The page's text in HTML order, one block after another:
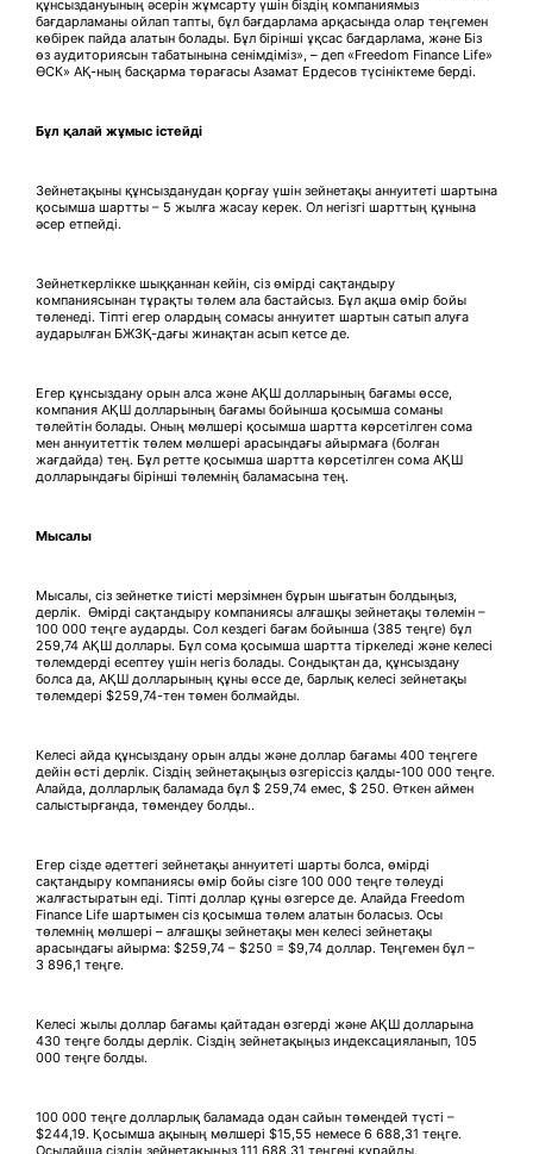
құнсыздануының әсерін жұмсарту үшін біздің компаниямыз
бағдарламаны ойлап тапты, бұл бағдарлама арқасында олар теңгемен
көбірек пайда алатын болады. Бұл бірінші ұқсас бағдарлама, және Біз
өз аудиториясын табатынына сенімдіміз», – деп «Freedom Finance Life»
ӨСК» АҚ-ның басқарма төрағасы Азамат Ердесов түсініктеме берді.
Бұл қалай жұмыс істейді
Зейнетақыны құнсызданудан қорғау үшін зейнетақы аннуитеті шартына
қосымша шартты – 5 жылға жасау керек. Ол негізгі шарттың құнына
әсер етпейді.
Зейнеткерлікке шыққаннан кейін, сіз өмірді сақтандыру
компаниясынан тұрақты төлем ала бастайсыз. Бұл ақша өмір бойы
төленеді. Тіпті егер олардың сомасы аннуитет шартын сатып алуға
аударылған БЖЗҚ-дағы жинақтан асып кетсе де.
Егер құнсыздану орын алса және АҚШ долларының бағамы өссе,
компания АҚШ долларының бағамы бойынша қосымша соманы
төлейтін болады. Оның мөлшері қосымша шартта көрсетілген сома
мен аннуитеттік төлем мөлшері арасындағы айырмаға (болған
жағдайда) тең. Бұл ретте қосымша шартта көрсетілген сома АҚШ
долларындағы бірінші төлемнің баламасына тең.
Мысалы
Мысалы, сіз зейнетке тиісті мерзімнен бұрын шығатын болдыңыз,
дерлік. Өмірді сақтандыру компаниясы алғашқы зейнетақы төлемін –
100 000 теңге аударды. Сол кездегі бағам бойынша (385 теңге) бұл
259,74 АҚШ доллары. Бұл сома қосымша шартта тіркеледі және келесі
төлемдерді есептеу үшін негіз болады. Сондықтан да, құнсыздану
болса да, АҚШ долларының құны өссе де, барлық келесі зейнетақы
төлемдері $259,74-тен төмен болмайды.
Келесі айда құнсыздану орын алды және доллар бағамы 400 теңгеге
дейін өсті дерлік. Сіздің зейнетақыңыз өзгеріссіз қалды-100 000 теңге.
Алайда, долларлық баламада бұл $ 259,74 емес, $ 250. Өткен аймен
салыстырғанда, төмендеу болды..
Егер сізде әдеттегі зейнетақы аннуитеті шарты болса, өмірді
сақтандыру компаниясы өмір бойы сізге 100 000 теңге төлеуді
жалғастыратын еді. Тіпті доллар құны өзгерсе де. Алайда Freedom
Finance Life шартымен сіз қосымша төлем алатын боласыз. Осы
төлемнің мөлшері – алғашқы зейнетақы мен келесі зейнетақы
арасындағы айырма: $259,74 – $250 = $9,74 доллар. Теңгемен бұл –
3 896,1 теңге.
Келесі жылы доллар бағамы қайтадан өзгерді және АҚШ долларына
430 теңге болды дерлік. Сіздің зейнетақыңыз индексацияланып, 105
000 теңге болды.
100 000 теңге долларлық баламада одан сайын төмендей түсті –
$244,19. Қосымша ақының мөлшері $15,55 немесе 6 688,31 теңге.
Осылайша сіздің зейнетақыңыз 111 688,31 теңгені құрайды.